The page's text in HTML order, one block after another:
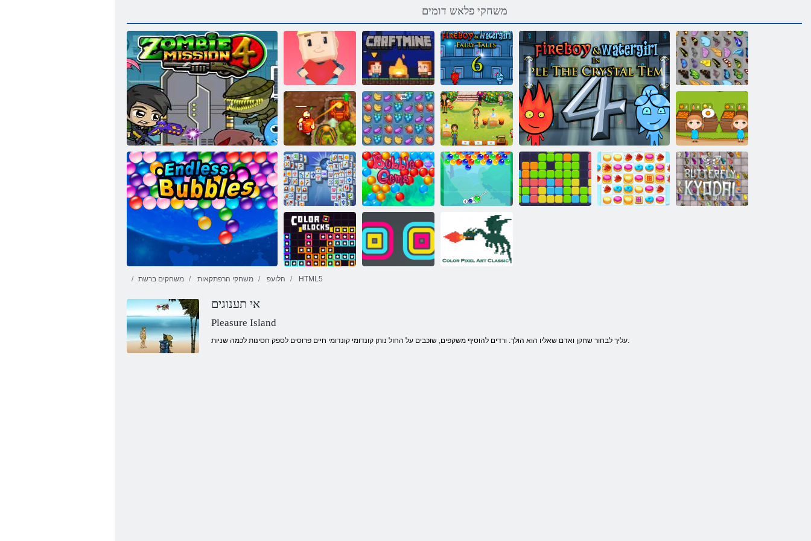
משחקי פלאש דומים
4 תיבמוז המישמ
בל ץרא :המאגוק Craftmine
Fireboy ו-
WaterGirl 6:
תודגא
יאדויק רפרפ
2 ללוקמ רצוא קראש Fruita
Home Sweet
םיעטה
'גנרוא ' ץנאר
Mahjong
Fortuna
העוב יקחשמ העוב ימסק
משחקים ברשת משחקי הרפתקאות הלועפ HTML5
אי תענוגים
Pleasure Island
עליך לבחור שחקן ואדם שאליו הוא הולך. ורדים להוסיף משקפים, שוכבים על החול נותן קונדומי קונדומי חיים פרוסים לספק חסינות לכמה שניות.